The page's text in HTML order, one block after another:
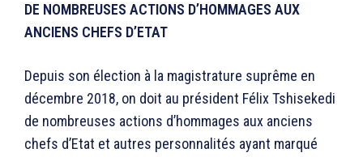
DE NOMBREUSES ACTIONS D’HOMMAGES AUX
ANCIENS CHEFS D’ETAT
Depuis son élection à la magistrature suprême en
décembre 2018, on doit au président Félix Tshisekedi
de nombreuses actions d’hommages aux anciens
chefs d’Etat et autres personnalités ayant marqué